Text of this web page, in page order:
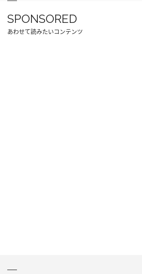
SPONSORED
あわせて読みたいコンテンツ